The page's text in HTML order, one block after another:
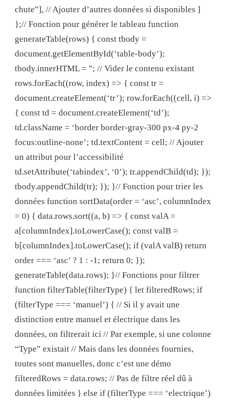
chute”], // Ajouter d’autres données si disponibles ]
};// Fonction pour générer le tableau function
generateTable(rows) { const tbody =
document.getElementById(‘table-body’);
tbody.innerHTML = ”; // Vider le contenu existant
rows.forEach((row, index) => { const tr =
document.createElement(‘tr’); row.forEach((cell, i) =>
{ const td = document.createElement(‘td’);
td.className = ‘border border-gray-300 px-4 py-2
focus:outline-none’; td.textContent = cell; // Ajouter
un attribut pour l’accessibilité
td.setAttribute(‘tabindex’, ‘0’); tr.appendChild(td); });
tbody.appendChild(tr); }); }// Fonction pour trier les
données function sortData(order = ‘asc’, columnIndex
= 0) { data.rows.sort((a, b) => { const valA =
a[columnIndex].toLowerCase(); const valB =
b[columnIndex].toLowerCase(); if (valA valB) return
order === ‘asc’ ? 1 : -1; return 0; });
generateTable(data.rows); }// Fonctions pour filtrer
function filterTable(filterType) { let filteredRows; if
(filterType === ‘manuel’) { // Si il y avait une
distinction entre manuel et électrique dans les
données, on filtrerait ici // Par exemple, si une colonne
“Type” existait // Mais dans les données fournies,
toutes sont manuelles, donc c’est une démo
filteredRows = data.rows; // Pas de filtre réel dû à
données limitées } else if (filterType === ‘electrique’)